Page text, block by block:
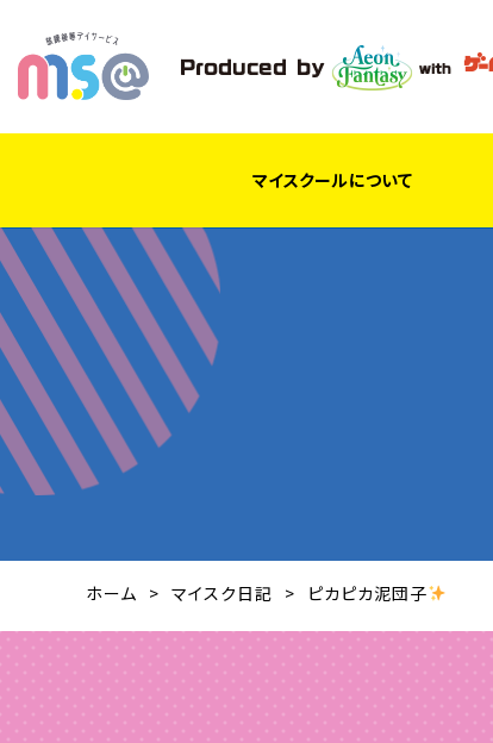
マイスクールについて
ホーム マイスク日記 ピカピカ泥団子